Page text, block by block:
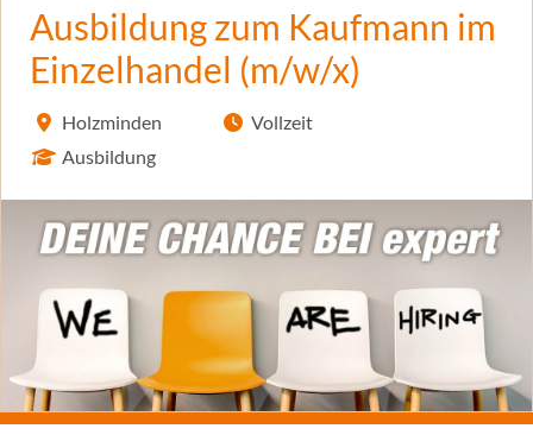
Ausbildung zum Kaufmann im
Einzelhandel (m/w/x)
Holzminden
Ausbildung
Vollzeit